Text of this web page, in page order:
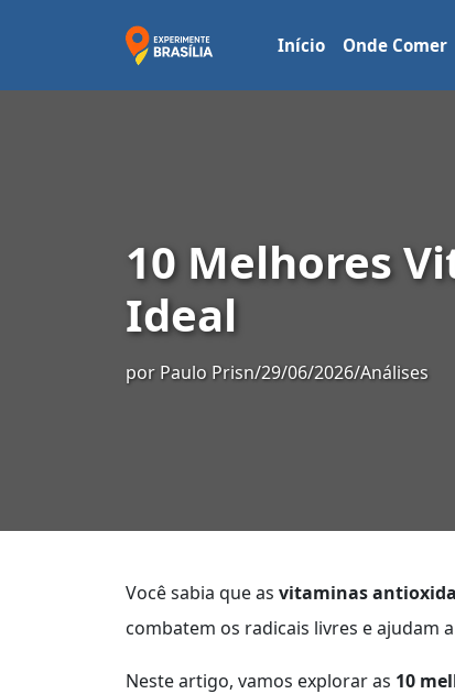
Início Onde Comer
10 Melhores
Ideal
por Paulo Prisn/29/06/2026/Análises
Você sabia que as vitaminas
combatem os radicais livres e ajudam
Neste artigo, vamos explorar as 10